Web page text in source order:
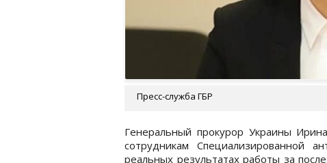
Пресс-служба ГБР
Генеральный прокурор Украины
сотрудникам Специализированной
реальных результатах работы за